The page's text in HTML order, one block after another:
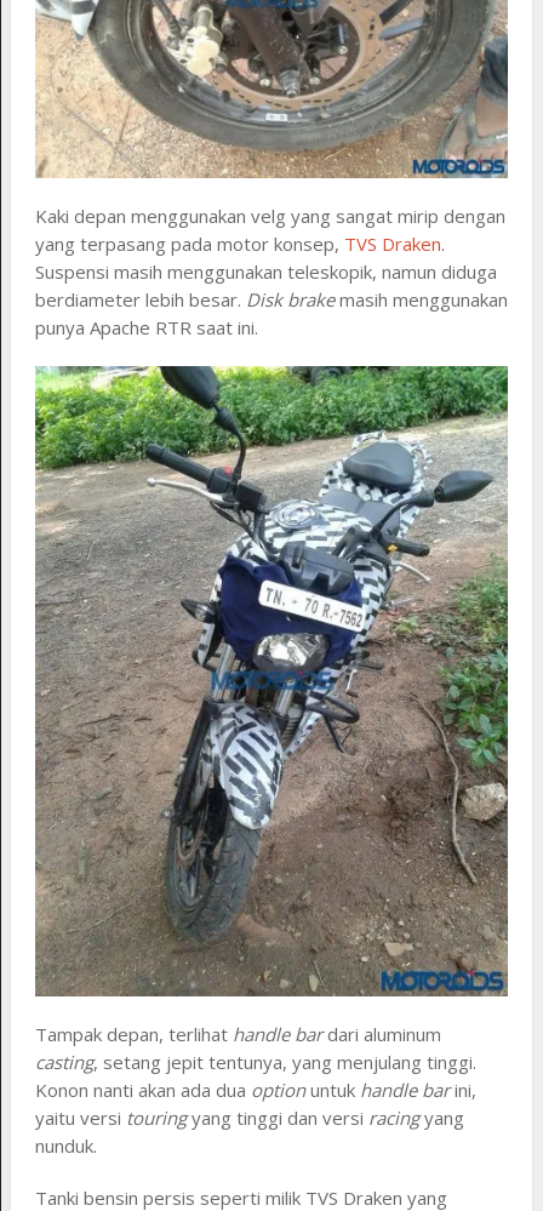
Kaki depan menggunakan velg yang sangat mirip dengan
yang terpasang pada motor konsep, TVS Draken.
Suspensi masih menggunakan teleskopik, namun diduga
berdiameter lebih besar. Disk brakemasih menggunakan
punya Apache RTR saat ini.
Tampak depan, terlihat handle bardari aluminum
casting, setang jepit tentunya, yang menjulang tinggi.
Konon nanti akan ada dua optionuntuk handle barini,
yaitu versi touringyang tinggi dan versi racingyang
nunduk.
Tanki bensin persis seperti milik TVS Draken yang